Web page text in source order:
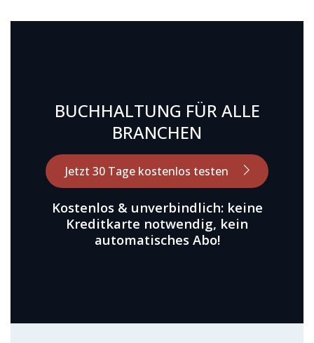
BUCHHALTUNG FÜR ALLE
BRANCHEN
Jetzt 30 Tage kostenlos testen
Kostenlos & unverbindlich: keine
Kreditkarte notwendig, kein
automatisches Abo!